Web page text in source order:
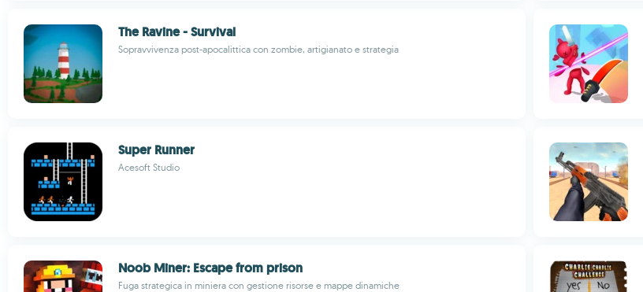
The Ravine - Survival
Sopravvivenza post-apocalittica con zombie, artigianato e strategia
Super Runner
Acesoft Studio
Noob Miner: Escape from prison
Fuga strategica in miniera con gestione risorse e mappe dinamiche